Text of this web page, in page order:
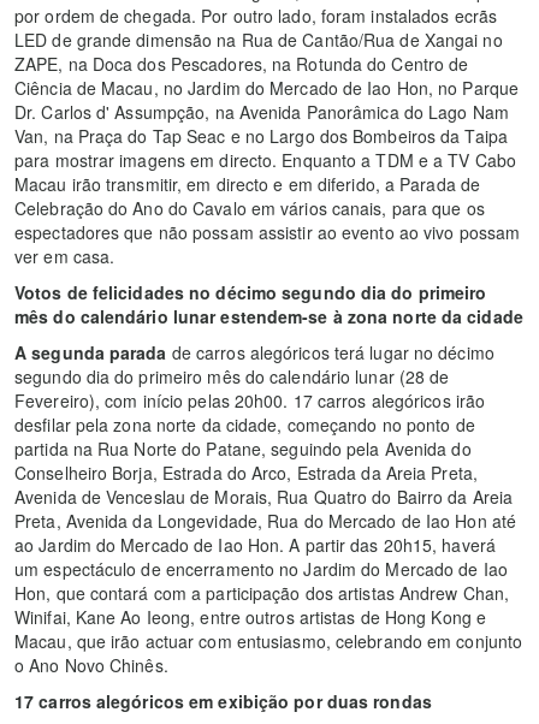
por ordem de chegada. Por outro lado, foram instalados ecrãs
LED de grande dimensão na Rua de Cantão/Rua de Xangai no
ZAPE, na Doca dos Pescadores, na Rotunda do Centro de
Ciência de Macau, no Jardim do Mercado de Iao Hon, no Parque
Dr. Carlos d' Assumpção, na Avenida Panorâmica do Lago Nam
Van, na Praça do Tap Seac e no Largo dos Bombeiros da Taipa
para mostrar imagens em directo. Enquanto a TDM e a TV Cabo
Macau irão transmitir, em directo e em diferido, a Parada de
Celebração do Ano do Cavalo em vários canais, para que os
espectadores que não possam assistir ao evento ao vivo possam
ver em casa.
Votos de felicidades no décimo segundo dia do primeiro
mês do calendário lunar estendem-se à zona norte da cidade
A segunda parada de carros alegóricos terá lugar no décimo
segundo dia do primeiro mês do calendário lunar (28 de
Fevereiro), com início pelas 20h00. 17 carros alegóricos irão
desfilar pela zona norte da cidade, começando no ponto de
partida na Rua Norte do Patane, seguindo pela Avenida do
Conselheiro Borja, Estrada do Arco, Estrada da Areia Preta,
Avenida de Venceslau de Morais, Rua Quatro do Bairro da Areia
Preta, Avenida da Longevidade, Rua do Mercado de Iao Hon até
ao Jardim do Mercado de Iao Hon. A partir das 20h15, haverá
um espectáculo de encerramento no Jardim do Mercado de Iao
Hon, que contará com a participação dos artistas Andrew Chan,
Winifai, Kane Ao Ieong, entre outros artistas de Hong Kong e
Macau, que irão actuar com entusiasmo, celebrando em conjunto
o Ano Novo Chinês.
17 carros alegóricos em exibição por duas rondas